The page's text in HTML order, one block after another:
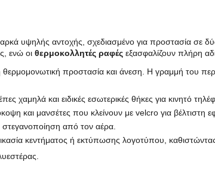
υψηλής αντοχής, σχεδιασμένο για προστασία σε
ενώ οι θερμοκολλητές ραφές εξασφαλίζουν πλήρη
θερμομονωτική προστασία και άνεση. Η γραμμή του
χαμηλά και ειδικές εσωτερικές θήκες για κινητό
και μανσέτες που κλείνουν με velcro για βέλτιστη
από τον αέρα.
κεντήματος ή εκτύπωσης λογοτύπου, καθιστώντας